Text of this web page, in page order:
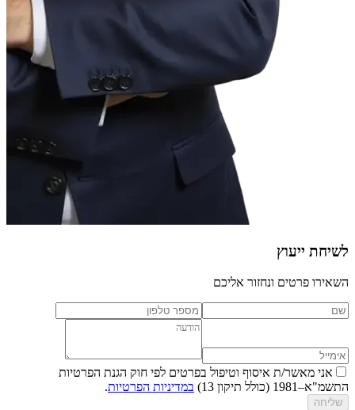
לשיחת ייעוץ
השאירו פרטים ונחזור אליכם
אני מאשר/ת איסוף וטיפול בפרטים לפי חוק הגנת הפרטיות
התשמ"א–1981 (כולל תיקון 13)
במדיניות הפרטיות.
שליחה